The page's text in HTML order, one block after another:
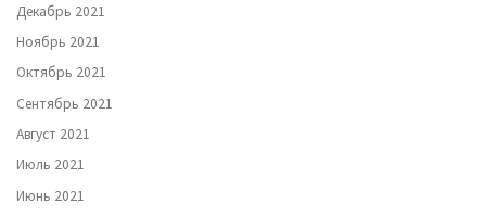
Декабрь 2021
Ноябрь 2021
Октябрь 2021
Сентябрь 2021
Август 2021
Июль 2021
Июнь 2021